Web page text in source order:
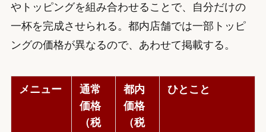
やトッピングを組み合わせることで、自分だけの
一杯を完成させられる。都内店舗では一部トッピ
ングの価格が異なるので、あわせて掲載する。
メニュー
通常
価格
（税
都内
価格
（税
ひとこと